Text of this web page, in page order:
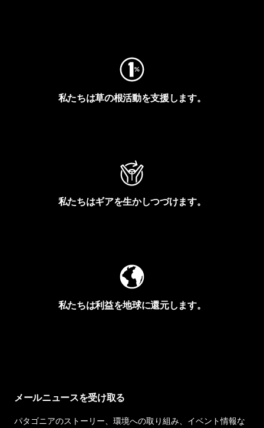
私たちは草の根活動を支援します。
私たちはギアを生かしつづけます。
私たちは利益を地球に還元します。
メールニュースを受け取る
パタゴニアのストーリー、環境への取り組み、イベント情報な